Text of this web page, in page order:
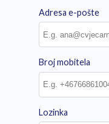
Adresa e-pošte
Broj mobitela
Lozinka